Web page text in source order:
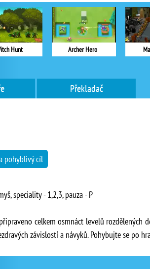
Hunt Archer Hero
Překladač
pohyblivý cíl
speciality - 1,2,3, pauza - P
celkem osmnáct levelů rozdělených
závislostí a návyků. Pohybujte se po